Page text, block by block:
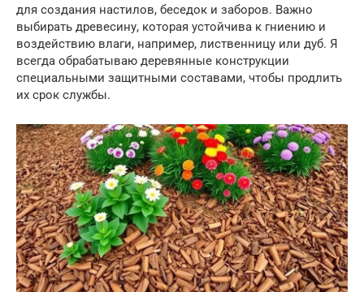
для создания настилов, беседок и заборов. Важно
выбирать древесину, которая устойчива к гниению и
воздействию влаги, например, лиственницу или дуб. Я
всегда обрабатываю деревянные конструкции
специальными защитными составами, чтобы продлить
их срок службы.